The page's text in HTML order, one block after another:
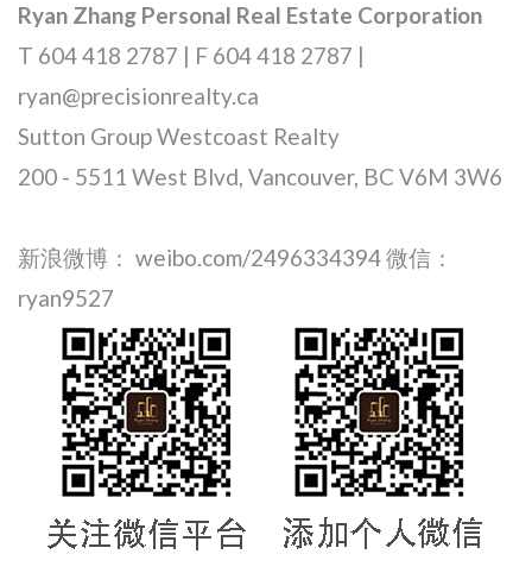
Ryan Zhang Personal Real Estate Corporation
T 604 418 2787 | F 604 418 2787 |
ryan@precisionrealty.ca
Sutton Group Westcoast Realty
200 - 5511 West Blvd, Vancouver, BC V6M 3W6
新浪微博： weibo.com/2496334394 微信：
ryan9527